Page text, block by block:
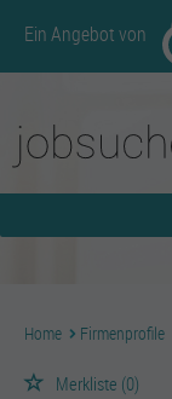
Ein Angebot von
Home Firmenprofile
Merkliste (0)